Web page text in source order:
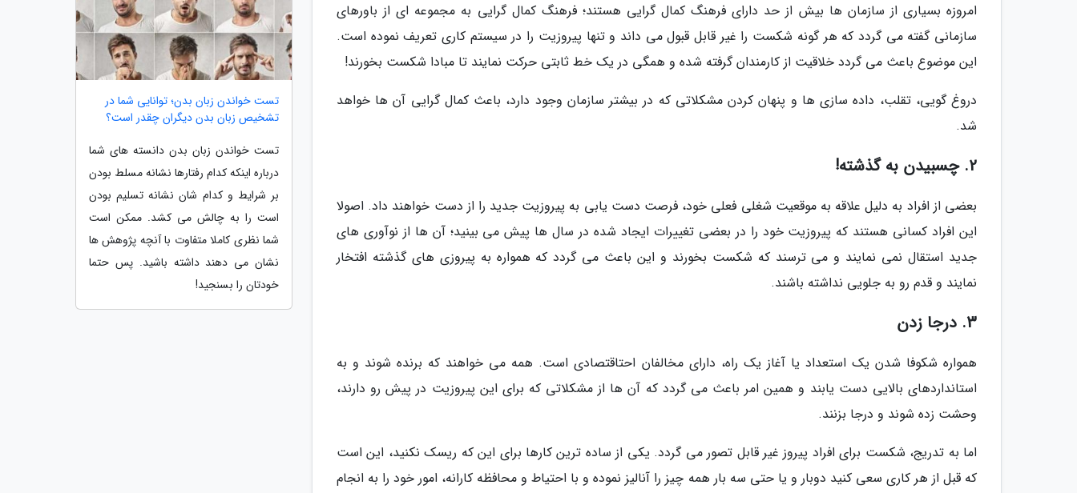
امروزه بسیاری از سازمان ها بیش از حد دارای فرهنگ کمال گرایی هستند؛ فرهنگ کمال گرایی به مجموعه ای از باورهای
سازمانی گفته می گردد که هر گونه شکست را غیر قابل قبول می داند و تنها پیروزیت را در سیستم کاری تعریف نموده است.
این موضوع باعث می گردد خلاقیت از کارمندان گرفته شده و همگی در یک خط ثابتی حرکت نمایند تا مبادا شکست بخورند!
دروغ گویی، تقلب، داده سازی ها و پنهان کردن مشکلاتی که در بیشتر سازمان وجود دارد، باعث کمال گرایی آن ها خواهد
شد.
2. چسبیدن به گذشته!
بعضی از افراد به دلیل علاقه به موقعیت شغلی فعلی خود، فرصت دست یابی به پیروزیت جدید را از دست خواهند داد. اصولا
این افراد کسانی هستند که پیروزیت خود را در بعضی تغییرات ایجاد شده در سال ها پیش می بینید؛ آن ها از نوآوری های
جدید استقال نمی نمایند و می ترسند که شکست بخورند و این باعث می گردد که همواره به پیروزی های گذشته افتخار
نمایند و قدم رو به جلویی نداشته باشند.
3. درجا زدن
همواره شکوفا شدن یک استعداد یا آغاز یک راه، دارای مخالفان احتاقتصادی است. همه می خواهند که برنده شوند و به
استانداردهای بالایی دست یابند و همین امر باعث می گردد که آن ها از مشکلاتی که برای این پیروزیت در پیش رو دارند،
وحشت زده شوند و درجا بزنند.
اما به تدریج، شکست برای افراد پیروز غیر قابل تصور می گردد. یکی از ساده ترین کارها برای این که ریسک نکنید، این است
که قبل از هر کاری سعی کنید دوبار و یا حتی سه بار همه چیز را آنالیز نموده و با احتیاط و محافظه کارانه، امور خود را به انجام
تست خواندن زبان بدن؛ توانایی شما در
تشخیص زبان بدن دیگران چقدر است؟
تست خواندن زبان بدن دانسته های شما
درباره اینکه کدام رفتارها نشانه مسلط بودن
بر شرایط و کدام شان نشانه تسلیم بودن
است را به چالش می کشد. ممکن است
شما نظری کاملا متفاوت با آنچه پژوهش ها
نشان می دهند داشته باشید. پس حتما
خودتان را بسنجید!